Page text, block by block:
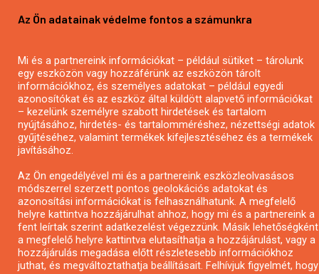
Az Ön adatainak védelme fontos a számunkra
Mi és a partnereink információkat – például sütiket – tárolunk
egy eszközön vagy hozzáférünk az eszközön tárolt
információkhoz, és személyes adatokat – például egyedi
azonosítókat és az eszköz által küldött alapvető információkat
– kezelünk személyre szabott hirdetések és tartalom
nyújtásához, hirdetés- és tartalomméréshez, nézettségi adatok
gyűjtéséhez, valamint termékek kifejlesztéséhez és a termékek
javításához.
Az Ön engedélyével mi és a partnereink eszközleolvasásos
módszerrel szerzett pontos geolokációs adatokat és
azonosítási információkat is felhasználhatunk. A megfelelő
helyre kattintva hozzájárulhat ahhoz, hogy mi és a partnereink a
fent leírtak szerint adatkezelést végezzünk. Másik lehetőségként
a megfelelő helyre kattintva elutasíthatja a hozzájárulást, vagy a
hozzájárulás megadása előtt részletesebb információkhoz
juthat, és megváltoztathatja beállításait. Felhívjuk figyelmét, hogy